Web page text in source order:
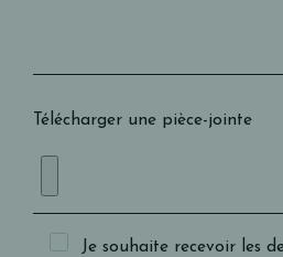
Télécharger une pièce-jointe
Je souhaite recevoir les